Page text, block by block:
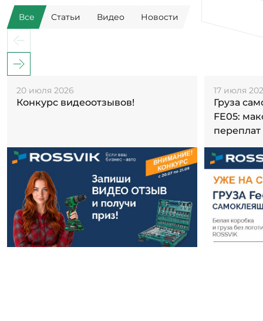
Все Статьи Видео Новости
20 июля 2026
Конкурс видеоотзывов!
17 июля
Груза
FE05:
переплат